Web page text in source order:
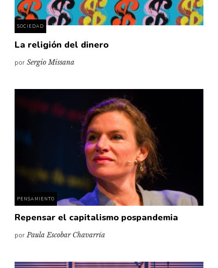
SOCIEDAD
La religión del dinero
por Sergio Missana
PENSAMIENTO
Repensar el capitalismo pospandemia
porPaula Escobar Chavarría